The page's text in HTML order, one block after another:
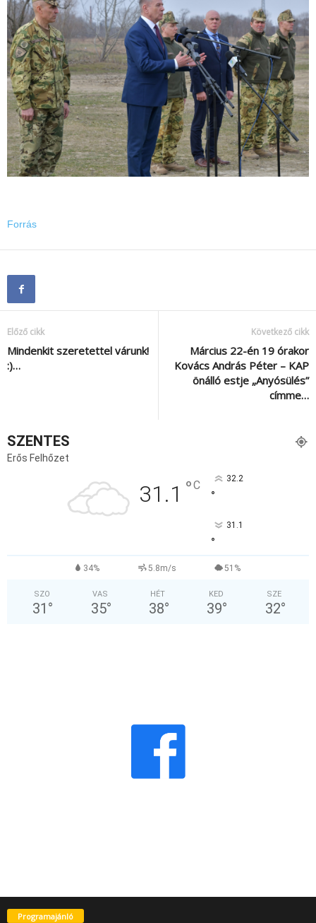
Forrás
Előző cikk
Mindenkit szeretettel várunk!
:)…
Következő cikk
Március 22-én 19 órakor
Kovács András Péter – KAP
önálló estje „Anyósülés”
címme…
SZENTES
Erős Felhőzet
31.1 °C 32.2
°
31.1
°
34% 5.8m/s 51%
SZO
31 °
VAS
35°
HÉT
38°
KED
39°
SZE
32°
Programajánló